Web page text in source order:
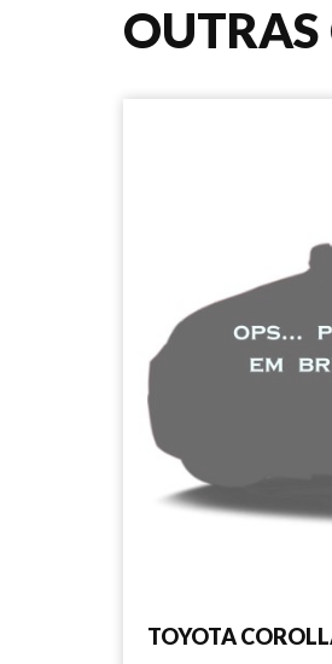
OUTRAS
TOYOTA